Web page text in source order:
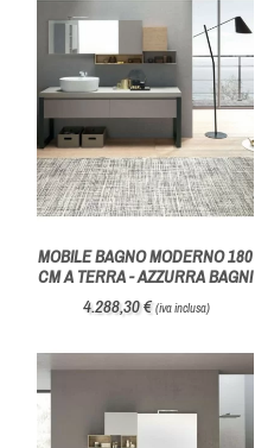
MOBILE BAGNO MODERNO 180
CM A TERRA - AZZURRA BAGNI
4.288,30 €(iva inclusa)